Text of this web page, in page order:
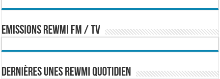
EMISSIONS REWMI FM / TV
Dernières Unes Rewmi Quotidien